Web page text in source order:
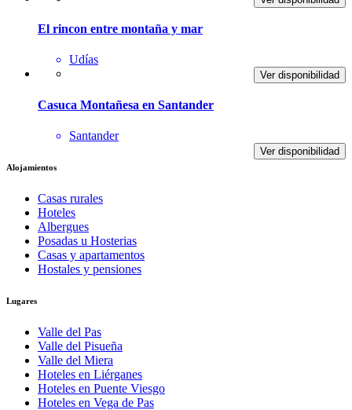
El rincon entre montaña y mar
Udías
Ver disponibilidad
Casuca Montañesa en Santander
Santander
Ver disponibilidad
Alojamientos
Casas rurales
Hoteles
Albergues
Posadas u Hosterias
Casas y apartamentos
Hostales y pensiones
Lugares
Valle del Pas
Valle del Pisueña
Valle del Miera
Hoteles en Liérganes
Hoteles en Puente Viesgo
Hoteles en Vega de Pas